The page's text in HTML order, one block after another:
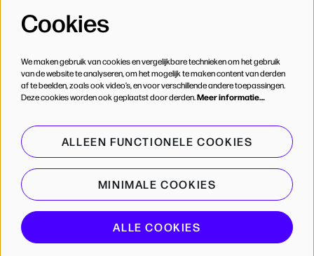
Powered byCultureSuite
Cookies
We maken gebruik van cookies en vergelijkbare technieken om het gebruik
van de website te analyseren, om het mogelijk te maken content van derden
af te beelden, zoals ook video’s, en voor verschillende andere toepassingen.
Deze cookies worden ook geplaatst door derden.Meer informatie…
ALLEEN FUNCTIONELE COOKIES
MINIMALE COOKIES
ALLE COOKIES